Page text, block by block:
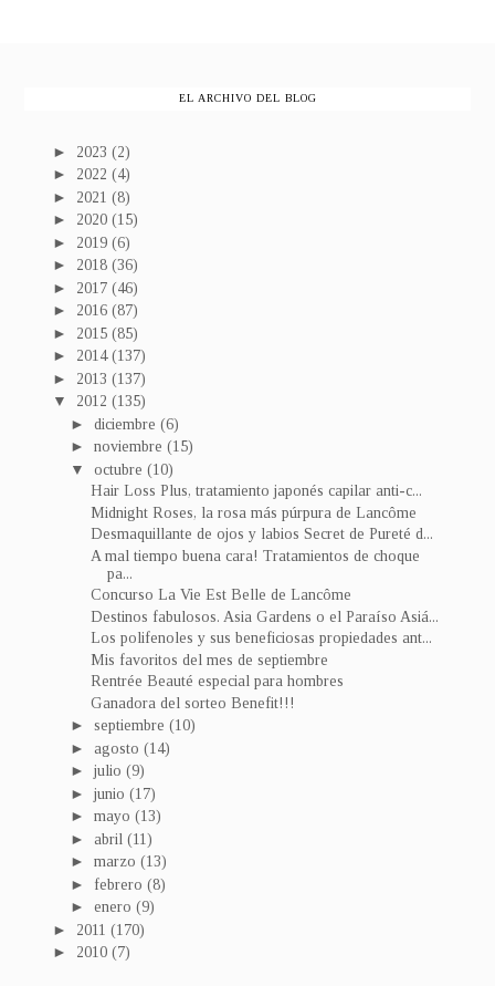
EL ARCHIVO DEL BLOG
► 2023 (2)
► 2022 (4)
► 2021 (8)
► 2020 (15)
► 2019 (6)
► 2018 (36)
► 2017 (46)
► 2016 (87)
► 2015 (85)
► 2014 (137)
► 2013 (137)
▼ 2012 (135)
►diciembre(6)
►noviembre(15)
▼octubre(10)
Hair Loss Plus, tratamiento japonés capilar anti-c...
Midnight Roses, la rosa más púrpura de Lancôme
Desmaquillante de ojos y labios Secret de Pureté d...
A mal tiempo buena cara! Tratamientos de choque
pa...
Concurso La Vie Est Belle de Lancôme
Destinos fabulosos. Asia Gardens o el Paraíso Asiá...
Los polifenoles y sus beneficiosas propiedades ant...
Mis favoritos del mes de septiembre
Rentrée Beauté especial para hombres
Ganadora del sorteo Benefit!!!
►septiembre(10)
►agosto(14)
►julio(9)
►junio(17)
►mayo(13)
►abril(11)
►marzo(13)
► febrero(8)
►enero(9)
► 2011 (170)
► 2010 (7)